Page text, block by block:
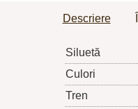
Descriere
Siluetă
Culori
Tren